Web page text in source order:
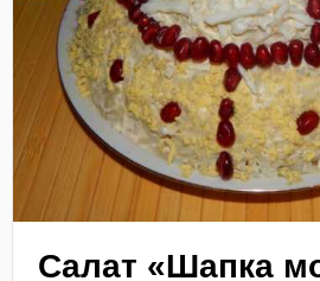
Салат «Шапка